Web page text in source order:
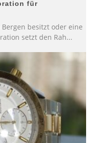
für
besitzt oder eine
setzt den Rah...